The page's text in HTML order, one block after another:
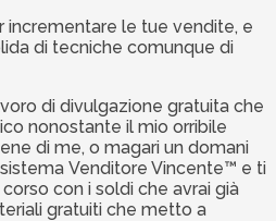
incrementare le tue vendite, e
di tecniche comunque di
di divulgazione gratuita che
nonostante il mio orribile
di me, o magari un domani
Venditore Vincente™ e ti
con i soldi che avrai già
gratuiti che metto a